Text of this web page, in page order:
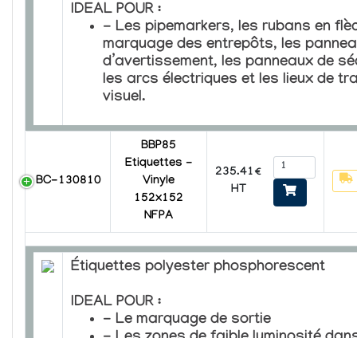
IDEAL POUR :
- Les pipemarkers, les rubans en
marquage des entrepôts, les
d’avertissement, les panneaux de
les arcs électriques et les lieux de
visuel.
BC-130810
BBP85
Etiquettes -
Vinyle
152x152
NFPA
235.41€
HT
Étiquettes polyester phosphorescent
IDEAL POUR :
- Le marquage de sortie